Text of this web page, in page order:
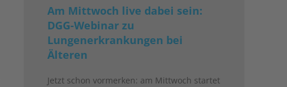
Am Mittwoch live dabei sein:
DGG-Webinar zu
Lungenerkrankungen bei
Älteren
Jetzt schon vormerken: am Mittwoch startet